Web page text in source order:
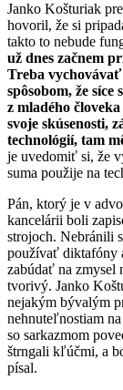
Janko Košturiak
hovoril, že si
takto to nebude
už dnes začnem
Treba
spôsobom, že
z mladého
svoje skúsenosti,
technológií, tam
je uvedomiť si, že
suma použije na
Pán, ktorý je v
kancelárii boli
strojoch. Nebránili
používať diktafóny
zabúdať na zmysel
tvorivý. Janko
nejakým bývalým
nehnuteľnostiam
so sarkazmom
štrngali kľúčmi, a
písal.